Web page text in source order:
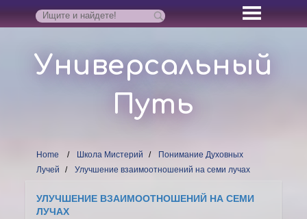
Универсальный
Путь
Home Школа Мистерий
Понимание Духовных
Лучей
Улучшение взаимоотношений на семи лучах
УЛУЧШЕНИЕ ВЗАИМООТНОШЕНИЙ НА СЕМИ
ЛУЧАХ